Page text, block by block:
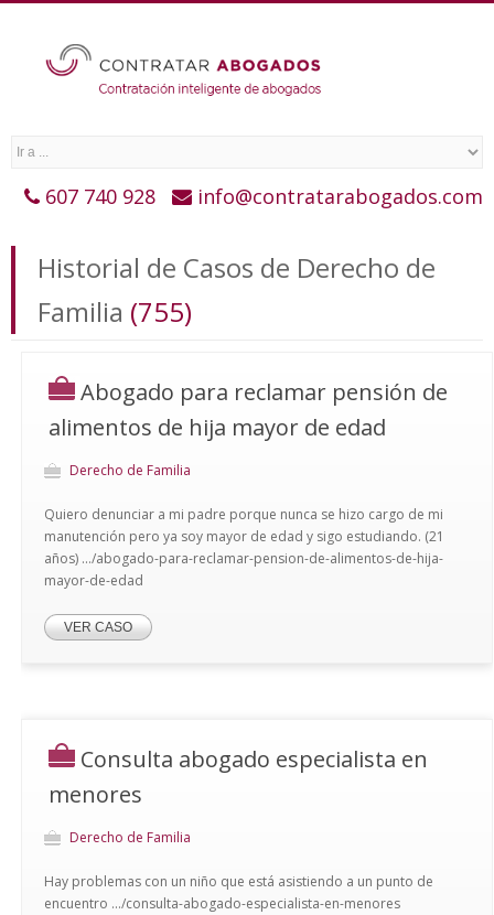
607 740 928 info@contratarabogados.com
Historial de Casos de Derecho de
Familia (755)
Abogado para reclamar pensión de
alimentos de hija mayor de edad
Derecho de Familia
Quiero denunciar a mi padre porque nunca se hizo cargo de mi
manutención pero ya soy mayor de edad y sigo estudiando. (21
años) .../abogado-para-reclamar-pension-de-alimentos-de-hija-
mayor-de-edad
VER CASO
Consulta abogado especialista en
menores
Derecho de Familia
Hay problemas con un niño que está asistiendo a un punto de
encuentro .../consulta-abogado-especialista-en-menores